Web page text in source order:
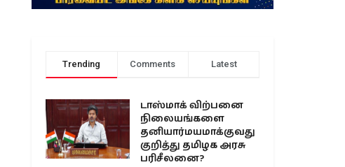
Trending Comments Latest
டாஸ்மாக் விற்பனை
நிலையங்களை
தனியார்மயமாக்குவது
குறித்து தமிழக அரசு
பரிசீலனை?